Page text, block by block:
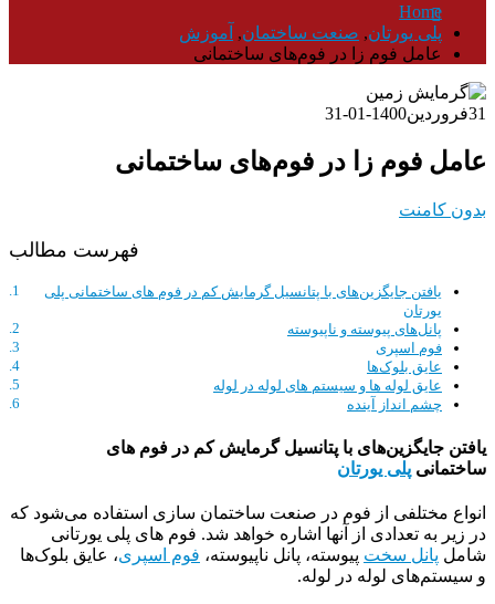
Home
پلی یورتان, صنعت ساختمان, آموزش
عامل فوم زا در فوم‌های ساختمانی
31فروردین1400-01-31
عامل فوم زا در فوم‌های ساختمانی
بدون کامنت
فهرست مطالب
یافتن جایگزین‌های با پتانسیل گرمایش کم در فوم های ساختمانی پلی
یورتان
پانل‌های پیوسته و ناپیوسته
فوم اسپری
عایق بلوک‌ها
عایق لوله ها و سیستم های لوله در لوله
چشم انداز آینده
یافتن جایگزین‌های با پتانسیل گرمایش کم در فوم های
ساختمانی پلی یورتان
انواع مختلفی از فوم در صنعت ساختمان سازی استفاده می‌شود که
در زیر به تعدادی از آنها اشاره خواهد شد. فوم های پلی یورتانی
شامل پانل سخت پیوسته، پانل ناپیوسته، فوم اسپری، عایق بلوک‌ها
و سیستم‌های لوله‌ در لوله.